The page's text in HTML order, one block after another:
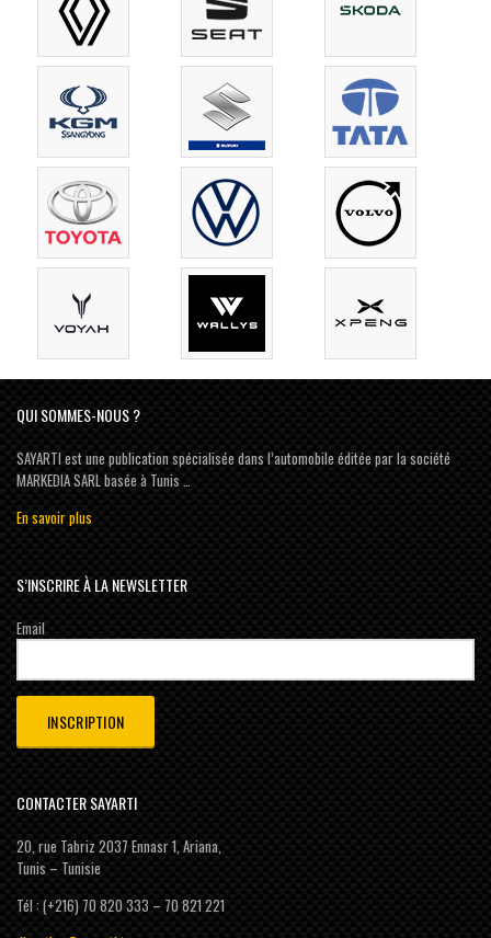
QUI SOMMES-NOUS ?
SAYARTI est une publication spécialisée dans l’automobile éditée par la société
MARKEDIA SARL basée à Tunis …
En savoir plus
S’INSCRIRE À LA NEWSLETTER
Email
CONTACTER SAYARTI
20, rue Tabriz 2037 Ennasr 1, Ariana,
Tunis – Tunisie
Tél : (+216) 70 820 333 – 70 821 221